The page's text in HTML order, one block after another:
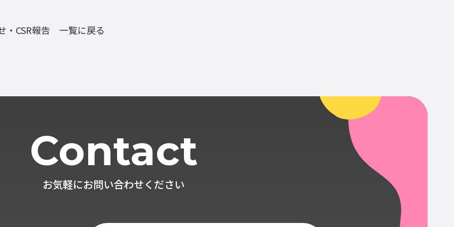
・CSR報告 一覧に戻る
Contact
お気軽にお問い合わせください